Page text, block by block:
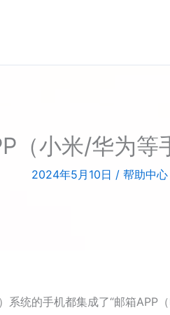
（小米/华为等
2024年5月10日 / 帮助中心
统的手机都集成了“邮箱APP